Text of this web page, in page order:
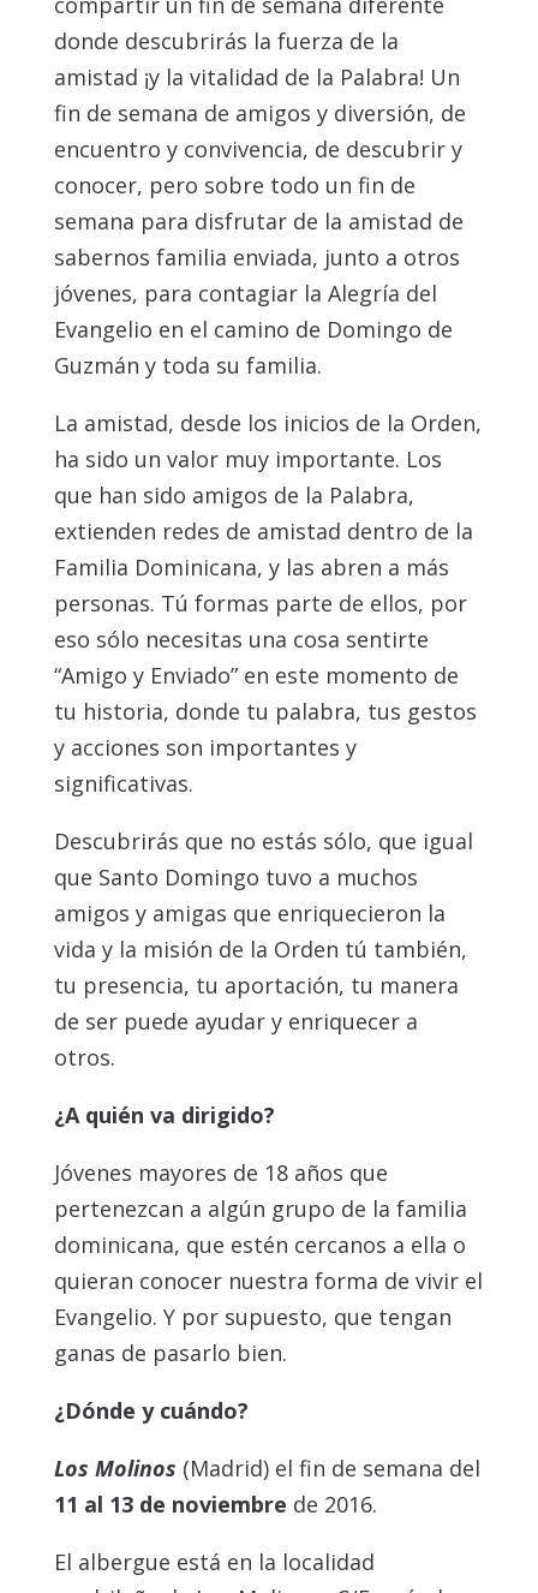
donde descubrirás la fuerza de la
amistad ¡y la vitalidad de la Palabra! Un
fin de semana de amigos y diversión, de
encuentro y convivencia, de descubrir y
conocer, pero sobre todo un fin de
semana para disfrutar de la amistad de
sabernos familia enviada, junto a otros
jóvenes, para contagiar la Alegría del
Evangelio en el camino de Domingo de
Guzmán y toda su familia.
La amistad, desde los inicios de la Orden,
ha sido un valor muy importante. Los
que han sido amigos de la Palabra,
extienden redes de amistad dentro de la
Familia Dominicana, y las abren a más
personas. Tú formas parte de ellos, por
eso sólo necesitas una cosa sentirte
“Amigo y Enviado” en este momento de
tu historia, donde tu palabra, tus gestos
y acciones son importantes y
significativas.
Descubrirás que no estás sólo, que igual
que Santo Domingo tuvo a muchos
amigos y amigas que enriquecieron la
vida y la misión de la Orden tú también,
tu presencia, tu aportación, tu manera
de ser puede ayudar y enriquecer a
otros.
¿A quién va dirigido?
Jóvenes mayores de 18 años que
pertenezcan a algún grupo de la familia
dominicana, que estén cercanos a ella o
quieran conocer nuestra forma de vivir el
Evangelio. Y por supuesto, que tengan
ganas de pasarlo bien.
¿Dónde y cuándo?
Los Molinos (Madrid) el fin de semana del
11 al 13 de noviembre de 2016.
El albergue está en la localidad